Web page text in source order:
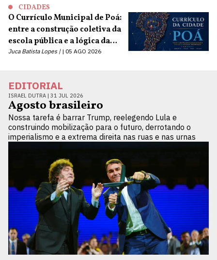
CIDADES
O Currículo Municipal de Poá:
entre a construção coletiva da
escola pública e a lógica da
terceirização
Juca Batista Lopes | 05 AGO 2026
EDITORIAL
ISRAEL DUTRA | 31 JUL 2026
Agosto brasileiro
Nossa tarefa é barrar Trump, reelegendo Lula e
construindo mobilização para o futuro, derrotando o
imperialismo e a extrema direita nas ruas e nas urnas